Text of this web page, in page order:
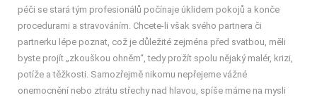
péči se stará tým profesionálů počínaje úklidem pokojů a konče
procedurami a stravováním. Chcete-li však svého partnera či
partnerku lépe poznat, což je důležité zejména před svatbou, měli
byste projít „zkouškou ohněm“, tedy prožít spolu nějaký malér, krizi,
potíže a těžkosti. Samozřejmě nikomu nepřejeme vážné
onemocnění nebo ztrátu střechy nad hlavou, spíše máme na mysli